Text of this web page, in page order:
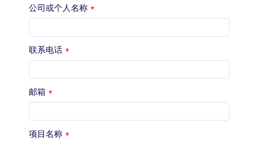
公司或个人名称 *
联系电话 *
邮箱 *
项目名称 *